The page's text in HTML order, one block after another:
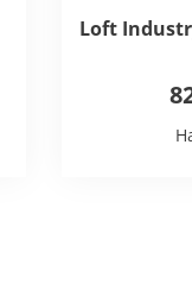
Loft